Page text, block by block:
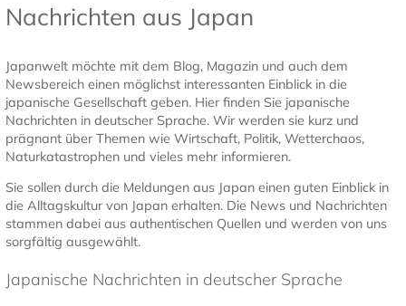
Nachrichten aus Japan
Japanwelt möchte mit dem Blog, Magazin und auch dem
Newsbereich einen möglichst interessanten Einblick in die
japanische Gesellschaft geben. Hier finden Sie japanische
Nachrichten in deutscher Sprache. Wir werden sie kurz und
prägnant über Themen wie Wirtschaft, Politik, Wetterchaos,
Naturkatastrophen und vieles mehr informieren.
Sie sollen durch die Meldungen aus Japan einen guten Einblick in
die Alltagskultur von Japan erhalten. Die News und Nachrichten
stammen dabei aus authentischen Quellen und werden von uns
sorgfältig ausgewählt.
Japanische Nachrichten in deutscher Sprache